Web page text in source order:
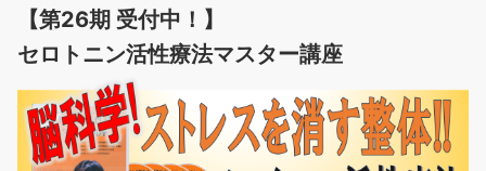
【第26期 受付中！】
セロトニン活性療法マスター講座